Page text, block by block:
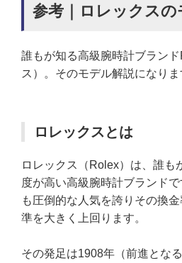
参考｜ロレックスの
誰もが知る高級腕時計ブラン
ス）。そのモデル解説になりま
ロレックスとは
ロレックス（Rolex）は、誰も
度が高い高級腕時計ブランド
も圧倒的な人気を誇りその換
準を大きく上回ります。
その発足は1908年（前進とな